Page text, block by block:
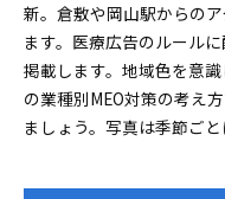
新。倉敷や岡山駅からの
ます。医療広告のルール
掲載します。地域色を意
の業種別MEO対策の考え
ましょう。写真は季節ご